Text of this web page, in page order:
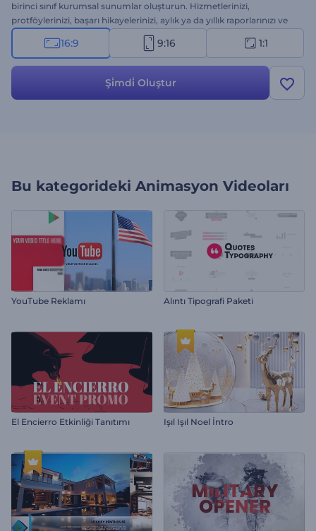
birinci sınıf kurumsal sunumlar oluşturun. Hizmetlerinizi,
protföylerinizi, başarı hikayelerinizi, aylık ya da yıllık raporlarınızı ve
birçok farklı kurumsal projeyi tanıtmak için mükemmel bir seçenek.
Medya dosyalarınızı yükleyin, metinleri ekleyin ve harekete
ve müşterileri kendinize hayran bırakın. Hemen oluşturun!
16:9 9:16 1:1
Şi̇mdi̇ Oluştur
Bu kategorideki Animasyon Videoları
YouTube Reklamı Alıntı Tipografi Paketi
El Encierro Etkinliği Tanıtımı Işıl Işıl Noel İntro